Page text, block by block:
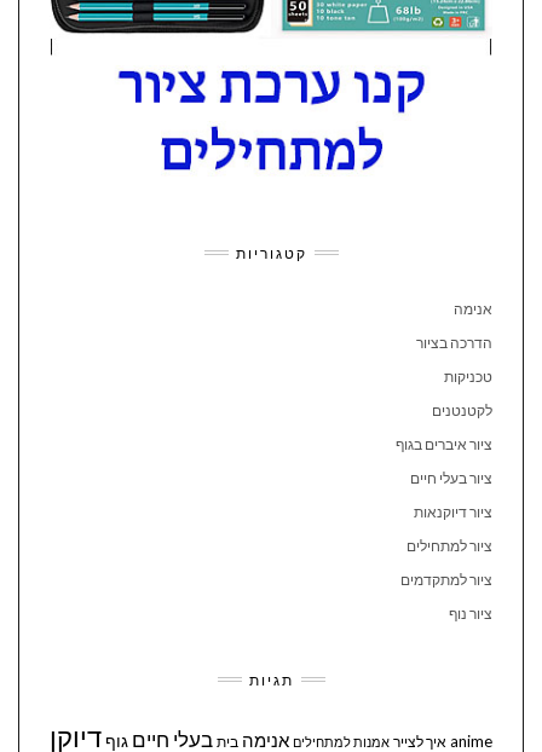
קטגוריות
אנימה
הדרכה בציור
טכניקות
לקטנטנים
ציור איברים בגוף
ציור בעלי חיים
ציור דיוקנאות
ציור למתחילים
ציור למתקדמים
ציור נוף
תגיות
anime איך לצייר אמנות למתחילים אנימה בית בעלי חיים גוףדיוקן